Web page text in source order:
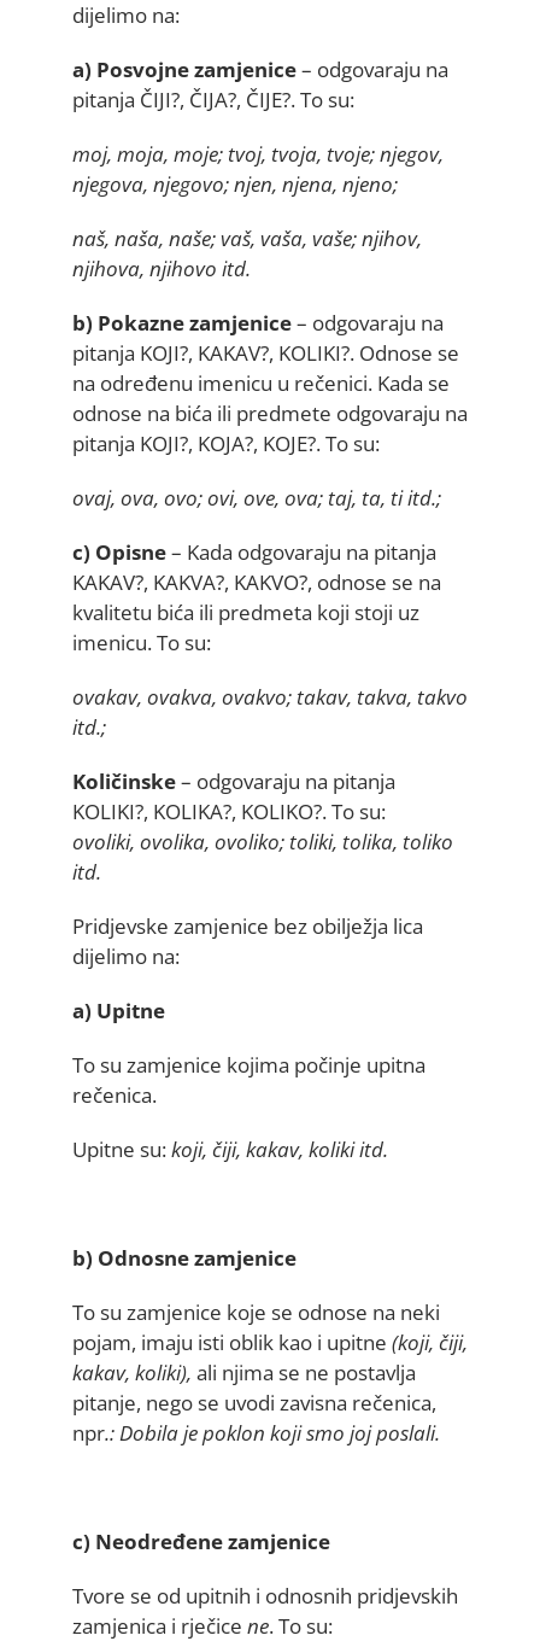
dijelimo na:
a) Posvojne zamjenice– odgovaraju na
pitanja ČIJI?, ČIJA?, ČIJE?. To su:
moj, moja, moje; tvoj, tvoja, tvoje; njegov,
njegova, njegovo; njen, njena, njeno;
naš, naša, naše; vaš, vaša, vaše; njihov,
njihova, njihovo itd.
b) Pokazne zamjenice– odgovaraju na
pitanja KOJI?, KAKAV?, KOLIKI?. Odnose se
na određenu imenicu u rečenici. Kada se
odnose na bića ili predmete odgovaraju na
pitanja KOJI?, KOJA?, KOJE?. To su:
ovaj, ova, ovo; ovi, ove, ova; taj, ta, ti itd.;
c) Opisne– Kada odgovaraju na pitanja
KAKAV?, KAKVA?, KAKVO?, odnose se na
kvalitetu bića ili predmeta koji stoji uz
imenicu. To su:
ovakav, ovakva, ovakvo; takav, takva, takvo
itd.;
Količinske– odgovaraju na pitanja
KOLIKI?, KOLIKA?, KOLIKO?. To su:
ovoliki, ovolika, ovoliko; toliki, tolika, toliko
itd.
Pridjevske zamjenice bez obilježja lica
dijelimo na:
a) Upitne
To su zamjenice kojima počinje upitna
rečenica.
Upitne su:koji, čiji, kakav, koliki itd.
b) Odnosne zamjenice
To su zamjenice koje se odnose na neki
pojam, imaju isti oblik kao i upitne (koji, čiji,
kakav, koliki), ali njima se ne postavlja
pitanje, nego se uvodi zavisna rečenica,
npr.: Dobila je poklon koji smo joj poslali.
c) Neodređene zamjenice
Tvore se od upitnih i odnosnih pridjevskih
zamjenica i rječice ne. To su: